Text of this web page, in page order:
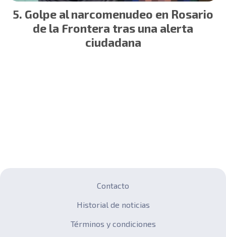
Golpe al narcomenudeo en Rosario
de la Frontera tras una alerta
ciudadana
Contacto
Historial de noticias
Términos y condiciones